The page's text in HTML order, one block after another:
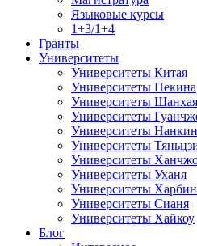
Языковые курсы
1+3/1+4
Гранты
Университеты
Университеты Китая
Университеты Пекина
Университеты Шанхая
Университеты
Университеты
Университеты
Университеты
Университеты Уханя
Университеты
Университеты Сианя
Университеты Хайкоу
Блог